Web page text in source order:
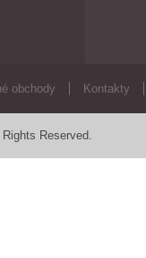
obchody Kontakty
Reserved.